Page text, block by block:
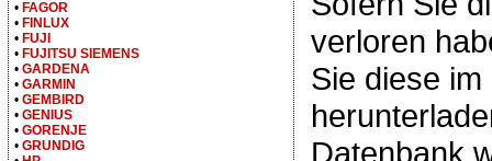
verloren
Sie diese
Datenbank
• FAGOR
• FINLUX
• FUJI
• FUJITSU SIEMENS
• GARDENA
• GARMIN
• GEMBIRD
• GENIUS
• GORENJE
• GRUNDIG